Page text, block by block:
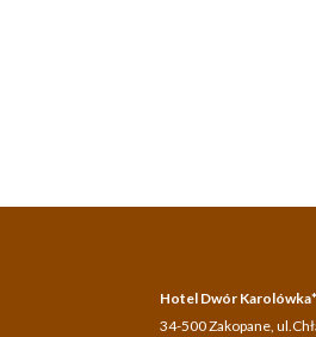
Hotel Dwór
34-500 Zakopane,